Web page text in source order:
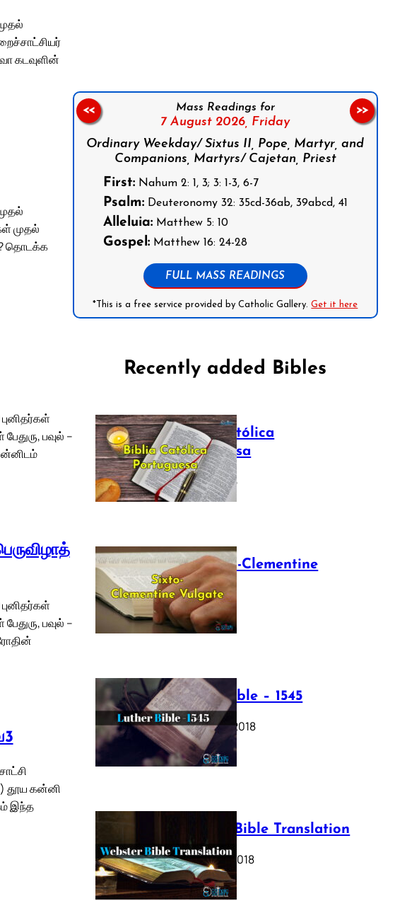
கடவுளின்
முதல்
தொடக்க
புனிதர்கள்
பேதுரு, பவுல் –
புனிதர்கள்
பேதுரு, பவுல் –
தூய கன்னி
இந்த
Mass Readings for
7 August 2026, Friday
Ordinary Weekday/ Sixtus II, Pope, Martyr, and
Companions, Martyrs/ Cajetan, Priest
First:Nahum 2: 1, 3; 3: 1-3, 6-7
Psalm:Deuteronomy 32: 35cd-36ab, 39abcd, 41
Alleluia:Matthew 5: 10
Gospel:Matthew 16: 24-28
FULL MASS READINGS
*This is a free service provided by Catholic Gallery.Get it here
<< >>
Recently added Bibles
Bíblia Católica
Portuguesa
July 16, 2025
The Sixto-Clementine
Vulgate
July 12, 2025
Luther Bible – 1545
October 17, 2018
Webster Bible Translation
October 11, 2018